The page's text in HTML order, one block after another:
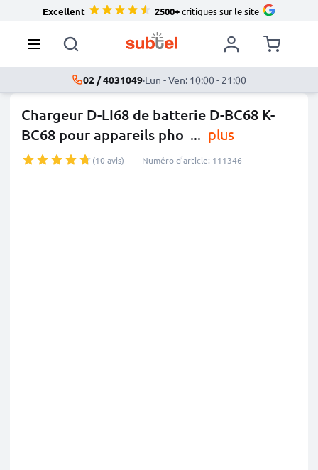
Excellent 2500+critiques sur le site
02 / 4031049·Lun - Ven: 10:00 - 21:00
Chargeur D-LI68 de batterie D-BC68 K-
BC68 pour appareils pho ... plus
(10 avis) Numéro d’article: 111346